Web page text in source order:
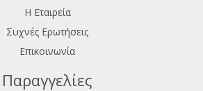
Η Εταιρεία
Συχνές Ερωτήσεις
Επικοινωνία
Παραγγελίες